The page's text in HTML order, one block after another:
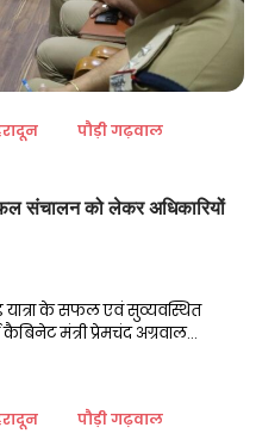
पौड़ी गढ़वाल
संचालन को लेकर अधिकारियों
के सफल एवं सुव्यवस्थित
मंत्री प्रेमचंद अग्रवाल…
पौड़ी गढ़वाल